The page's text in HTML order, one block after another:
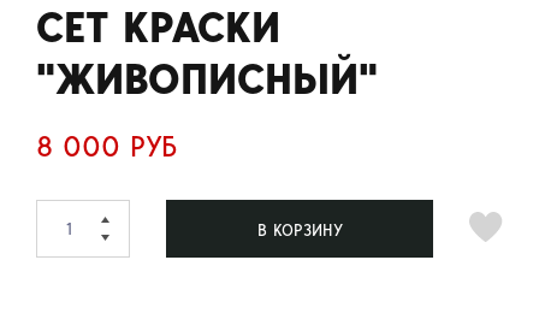
СЕТ КРАСКИ
"ЖИВОПИСНЫЙ"
8 000 РУБ
В КОРЗИНУ